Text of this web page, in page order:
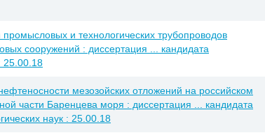
и технологических трубопроводов
сооружений : диссертация ... кандидата
25.00.18
мезозойских отложений на российском
части Баренцева моря : диссертация ... кандидата
наук : 25.00.18